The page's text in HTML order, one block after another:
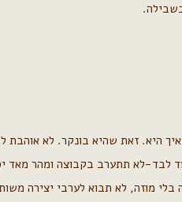
היא. זאת שהיא בונקר. לא אוהבת
לבד-לא תתערב בקבוצה ומהר מאד
מוזה, לא תבוא לערבי יצירה